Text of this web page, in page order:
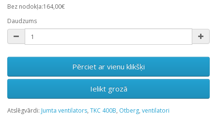
Bez nodokļa:164,00€
Daudzums
Pērciet ar vienu klikšķi
Ielikt grozā
Atslēgvārdi: Jumta ventilators, TKC 400B, Otberg, ventilatori